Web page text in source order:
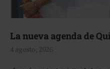
La nueva agenda de
4 agosto, 2026